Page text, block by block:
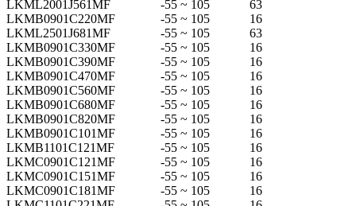
LKML2001J561MF
-55 ~ 105
63
LKMB0901C220MF
-55 ~ 105
16
LKML2501J681MF
-55 ~ 105
63
LKMB0901C330MF
-55 ~ 105
16
LKMB0901C390MF
-55 ~ 105
16
LKMB0901C470MF
-55 ~ 105
16
LKMB0901C560MF
-55 ~ 105
16
LKMB0901C680MF
-55 ~ 105
16
LKMB0901C820MF
-55 ~ 105
16
LKMB0901C101MF
-55 ~ 105
16
LKMB1101C121MF
-55 ~ 105
16
LKMC0901C121MF
-55 ~ 105
16
LKMC0901C151MF
-55 ~ 105
16
LKMC0901C181MF
-55 ~ 105
16